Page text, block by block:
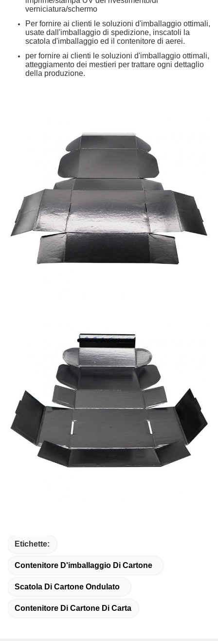
verniciatura/schermo
Per fornire ai clienti le soluzioni d'imballaggio ottimali,
usate dall'imballaggio di spedizione, inscatoli la
scatola d'imballaggio ed il contenitore di aerei.
per fornire ai clienti le soluzioni d'imballaggio ottimali,
atteggiamento dei mestieri per trattare ogni dettaglio
della produzione.
Etichette:
Contenitore D'imballaggio Di Cartone
Scatola Di Cartone Ondulato
Contenitore Di Cartone Di Carta